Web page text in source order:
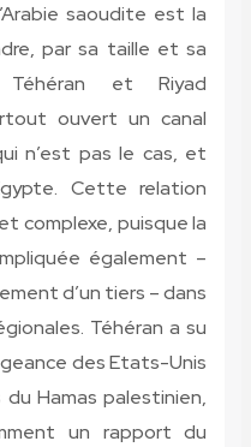
saoudite est la
par sa taille et sa
Téhéran et Riyad
ouvert un canal
n’est pas le cas, et
Cette relation
complexe, puisque la
également –
d’un tiers – dans
Téhéran a su
des Etats-Unis
Hamas palestinien,
un rapport du